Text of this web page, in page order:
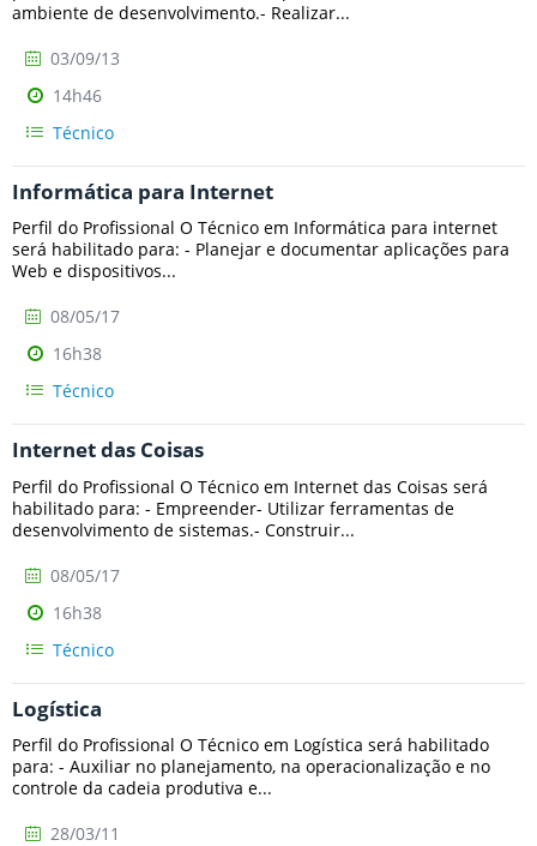
ambiente de desenvolvimento.- Realizar...
03/09/13
14h46
Técnico
Informática para Internet
Perfil do Profissional O Técnico em Informática para internet
será habilitado para: - Planejar e documentar aplicações para
Web e dispositivos...
08/05/17
16h38
Técnico
Internet das Coisas
Perfil do Profissional O Técnico em Internet das Coisas será
habilitado para: - Empreender- Utilizar ferramentas de
desenvolvimento de sistemas.- Construir...
08/05/17
16h38
Técnico
Logística
Perfil do Profissional O Técnico em Logística será habilitado
para: - Auxiliar no planejamento, na operacionalização e no
controle da cadeia produtiva e...
28/03/11